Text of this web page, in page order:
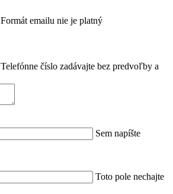
Formát emailu nie je platný
Telefónne číslo zadávajte bez predvoľby a
Sem napíšte
Toto pole nechajte